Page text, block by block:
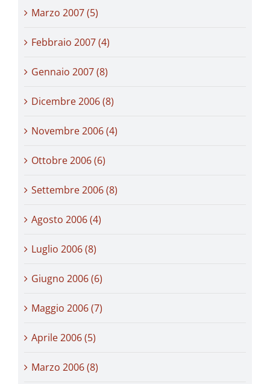
Marzo 2007 (5)
Febbraio 2007 (4)
Gennaio 2007 (8)
Dicembre 2006 (8)
Novembre 2006 (4)
Ottobre 2006 (6)
Settembre 2006 (8)
Agosto 2006 (4)
Luglio 2006 (8)
Giugno 2006 (6)
Maggio 2006 (7)
Aprile 2006 (5)
Marzo 2006 (8)